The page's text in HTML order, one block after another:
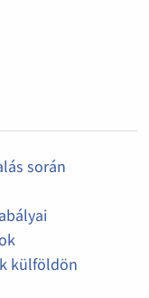
során
külföldön